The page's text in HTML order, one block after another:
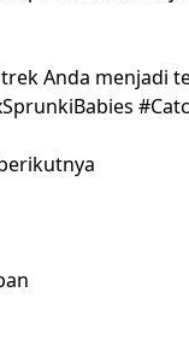
Anda menjadi